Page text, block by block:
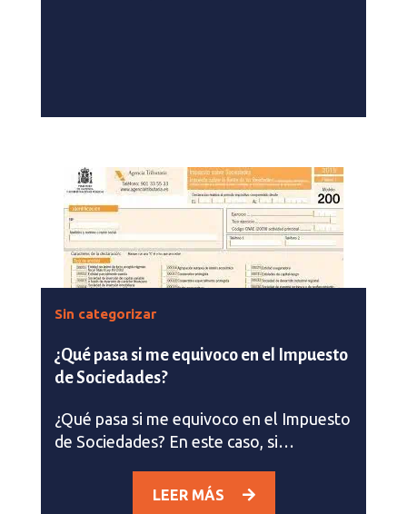
Sin categorizar
¿Qué pasa si me equivoco en el Impuesto
de Sociedades?
¿Qué pasa si me equivoco en el Impuesto
de Sociedades? En este caso, si…
LEER MÁS